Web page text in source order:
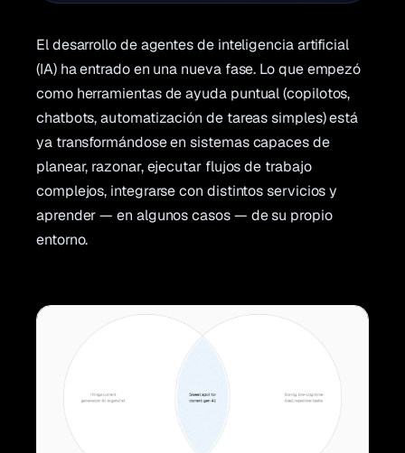
El desarrollo de agentes de inteligencia artificial
(IA) ha entrado en una nueva fase. Lo que empezó
como herramientas de ayuda puntual (copilotos,
chatbots, automatización de tareas simples) está
ya transformándose en sistemas capaces de
planear, razonar, ejecutar flujos de trabajo
complejos, integrarse con distintos servicios y
aprender — en algunos casos — de su propio
entorno.